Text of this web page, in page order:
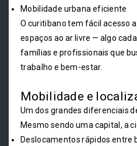
Mobilidade urbana eficiente
O curitibano tem fácil acesso
espaços ao ar livre — algo
famílias e profissionais que
trabalho e bem-estar.
Mobilidade e
Um dos grandes diferenciais
Mesmo sendo uma capital, a
Deslocamentos rápidos entre